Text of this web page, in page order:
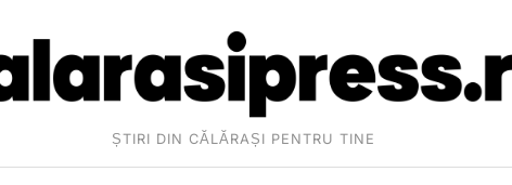
ȘTIRI DIN CĂLĂRAȘI PENTRU TINE